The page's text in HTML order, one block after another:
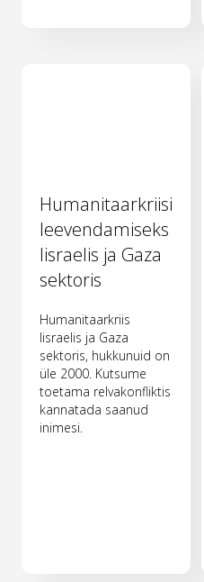
Humanitaarkriisi
leevendamiseks
Iisraelis ja Gaza
sektoris
Humanitaarkriis
Iisraelis ja Gaza
sektoris, hukkunuid on
üle 2000. Kutsume
toetama relvakonfliktis
kannatada saanud
inimesi.